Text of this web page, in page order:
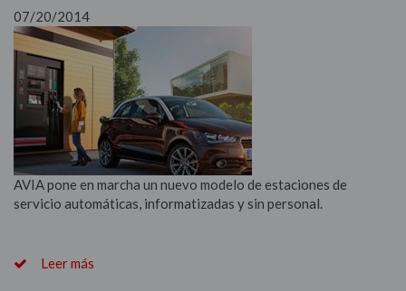
Viajes y motor
Área de socios
Atención socios
07/20/2014
AVIA pone en marcha un nuevo modelo de estaciones de
servicio automáticas, informatizadas y sin personal.
Leer más